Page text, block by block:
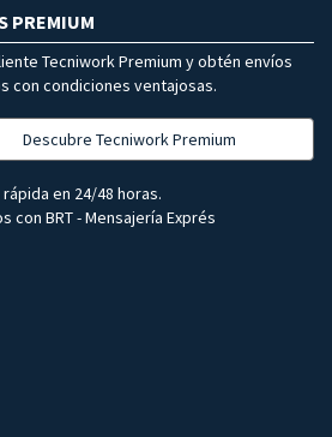
PREMIUM
Tecniwork Premium y obtén envíos
con condiciones ventajosas.
Descubre Tecniwork Premium
en 24/48 horas.
con BRT - Mensajería Exprés